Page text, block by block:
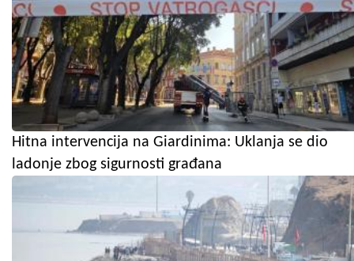
Hitna intervencija na Giardinima: Uklanja se dio
ladonje zbog sigurnosti građana